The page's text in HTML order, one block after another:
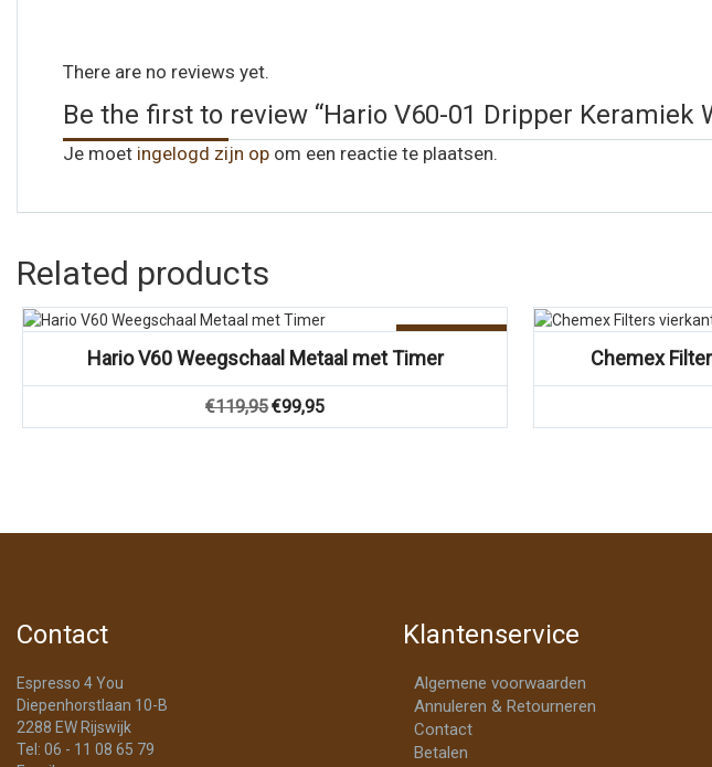
There are no reviews yet.
Be the first to review “Hario V60-01 Dripper Keramiek
Je moet ingelogd zijn op om een reactie te plaatsen.
Related products
Hario V60 Weegschaal Metaal met Timer
€119,95 Oorspronkelijke
€99,95Huidige
Vergelijk
Chemex
Contact
Espresso 4 You
Diepenhorstlaan 10-B
2288 EW Rijswijk
Tel: 06 - 11 08 65 79
Klantenservice
Algemene voorwaarden
Annuleren & Retourneren
Contact
Betalen